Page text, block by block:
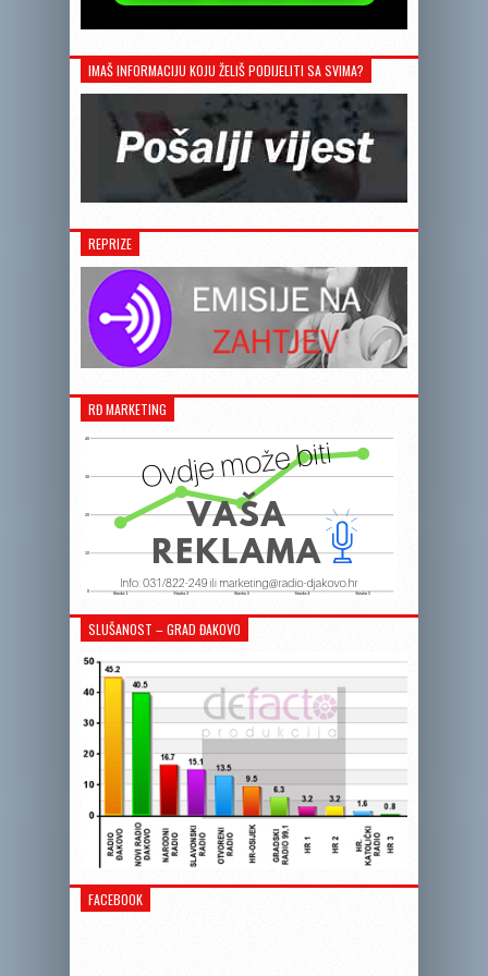
IMAŠ INFORMACIJU KOJU ŽELIŠ PODIJELITI SA SVIMA?
REPRIZE
RĐ MARKETING
SLUŠANOST – GRAD ĐAKOVO
FACEBOOK